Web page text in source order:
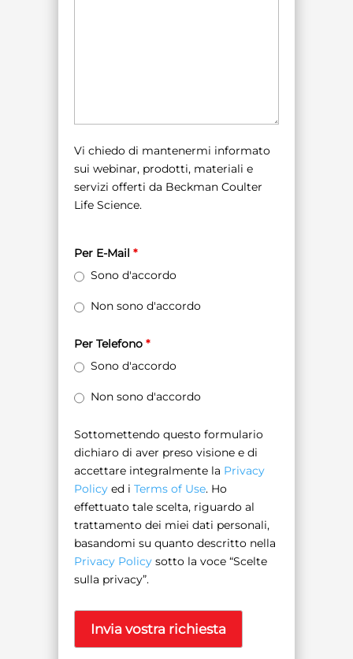
Vi chiedo di mantenermi informato
sui webinar, prodotti, materiali e
servizi offerti da Beckman Coulter
Life Science.
Per E-Mail *
Sono d'accordo
Non sono d'accordo
Per Telefono *
Sono d'accordo
Non sono d'accordo
Sottomettendo questo formulario
dichiaro di aver preso visione e di
accettare integralmente la Privacy
Policyed i Terms of Use. Ho
effettuato tale scelta, riguardo al
trattamento dei miei dati personali,
basandomi su quanto descritto nella
Privacy Policysotto la voce “Scelte
sulla privacy”.